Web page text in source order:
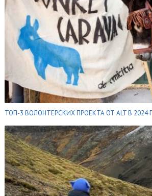
ТОП-3 ВОЛОНТЕРСКИХ ПРОЕКТА ОТ ALT В 2024